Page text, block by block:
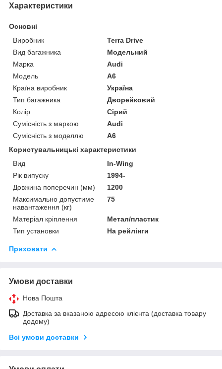
Характеристики
Основні
Виробник
Terra Drive
Вид багажника
Модельний
Марка
Audi
Модель
A6
Країна виробник
Україна
Тип багажника
Дворейковий
Колір
Сірий
Сумісність з маркою
Audi
Сумісність з моделлю
A6
Користувальницькі характеристики
Вид
In-Wing
Рік випуску
1994-
Довжина поперечин (мм)
1200
Максимально допустиме
навантаження (кг)
75
Матеріал кріплення
Метал/пластик
Тип установки
На рейлінги
Приховати
Умови доставки
Нова Пошта
Доставка за вказаною адресою клієнта (доставка товару
додому)
Всі умови доставки